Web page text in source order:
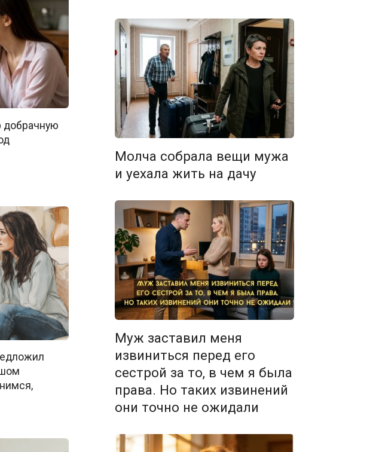
добрачную
Молча собрала вещи мужа
и уехала жить на дачу
Муж заставил меня
извиниться перед его
сестрой за то, в чем я была
права. Но таких извинений
они точно не ожидали